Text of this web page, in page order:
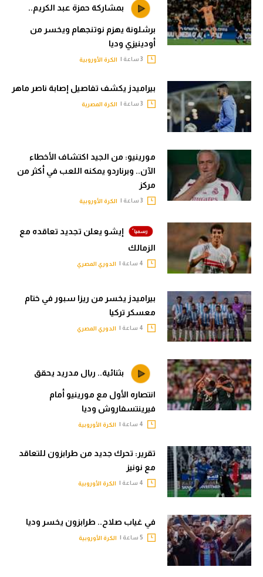
بمشاركة حمزة عبد الكريم..
برشلونة يهزم نوتنجهام ويخسر من
أودينيزي وديا
الكرة الأوروبية
بيراميدز يكشف تفاصيل إصابة ناصر ماهر
الكرة المصرية
مورينيو: من الجيد اكتشاف الأخطاء
الآن.. وبرناردو يمكنه اللعب في أكثر من
مركز
الكرة الأوروبية
إيشو يعلن تجديد تعاقده مع
الزمالك
الدوري المصري
بيراميدز يخسر من ريزا سبور في ختام
معسكر تركيا
الدوري المصري
بثنائية.. ريال مدريد يحقق
انتصاره الأول مع مورينيو أمام
فيرينتسفاروش وديا
الكرة الأوروبية
تقرير: تحرك جديد من طرابزون للتعاقد
مع نونيز
الكرة الأوروبية
في غياب صلاح.. طرابزون يخسر وديا
الكرة الأوروبية